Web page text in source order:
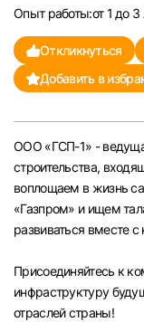
Казань
Челябинск
Самара
Оренбург
Ульяновск
Опыт работы:от 1 до 3
Откликнуться
Добавить в
ООО «ГСП-1» -
строительства,
воплощаем в жизнь
«Газпром» и ищем
развиваться вместе с
Присоединяйтесь к
инфраструктуру
отраслей страны!